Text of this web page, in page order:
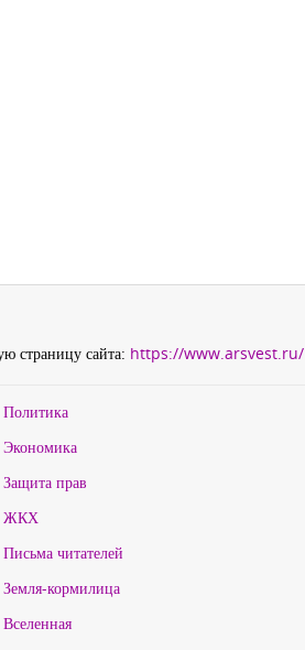
страницу сайта: https://www.arsvest.ru/
Политика
Экономика
Защита прав
ЖКХ
Письма читателей
Земля-кормилица
Вселенная